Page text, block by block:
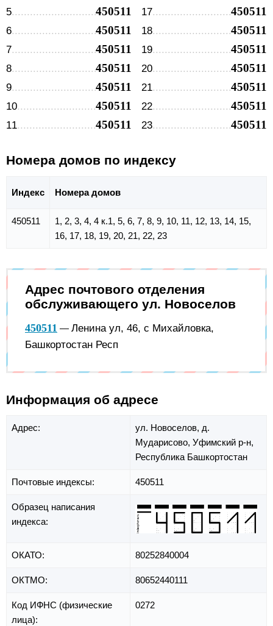
5 450511
6 450511
7 450511
8 450511
9 450511
10 450511
11 450511
17 450511
18 450511
19 450511
20 450511
21 450511
22 450511
23 450511
Номера домов по индексу
Индекс Номера домов
450511
1, 2, 3, 4, 4 к.1, 5, 6, 7, 8, 9, 10, 11, 12, 13, 14, 15,
16, 17, 18, 19, 20, 21, 22, 23
Адрес почтового отделения
обслуживающего ул. Новоселов
450511 — Ленина ул, 46, с Михайловка,
Башкортостан Респ
Информация об адресе
Адрес: ул. Новоселов, д.
Мударисово, Уфимский р-н,
Республика Башкортостан
Почтовые индексы: 450511
Образец написания
индекса:
ОКАТО: 80252840004
ОКТМО: 80652440111
Код ИФНС (физические
лица):
0272